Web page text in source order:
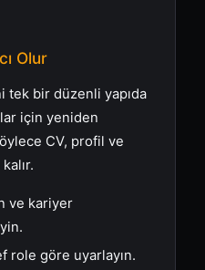
Olur
tek bir düzenli yapıda
için yeniden
CV, profil ve
ve kariyer
role göre uyarlayın.